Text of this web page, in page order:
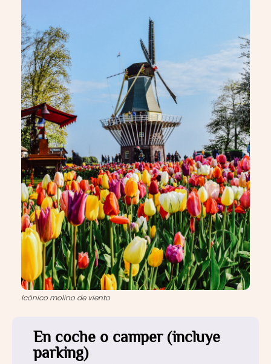
Icónico molino de viento
En coche o camper (incluye
parking)